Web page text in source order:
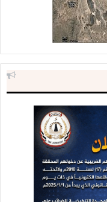
بمديرية خب والشعف
مدفعي على
اللهب تتصاعد